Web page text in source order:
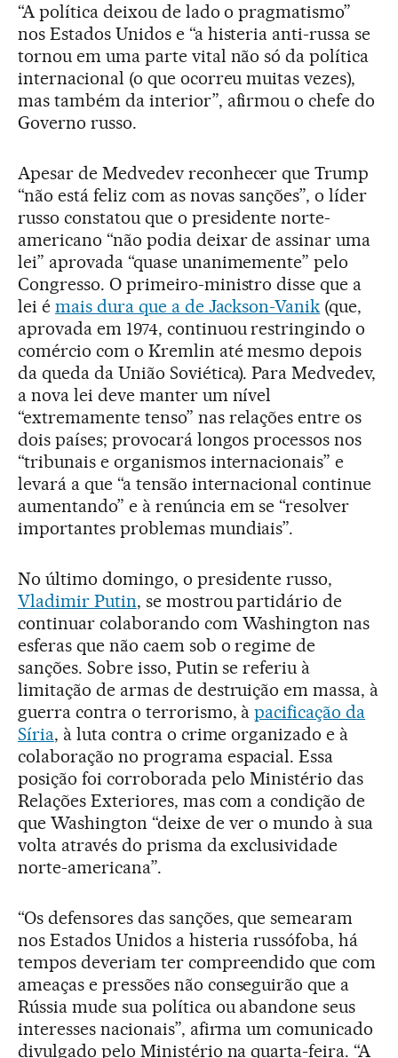
“A política deixou de lado o pragmatismo”
nos Estados Unidos e “a histeria anti-russa se
tornou em uma parte vital não só da política
internacional (o que ocorreu muitas vezes),
mas também da interior”, afirmou o chefe do
Governo russo.
Apesar de Medvedev reconhecer que Trump
“não está feliz com as novas sanções”, o líder
russo constatou que o presidente norte-
americano “não podia deixar de assinar uma
lei” aprovada “quase unanimemente” pelo
Congresso. O primeiro-ministro disse que a
lei é mais dura que a de Jackson-Vanik (que,
aprovada em 1974, continuou restringindo o
comércio com o Kremlin até mesmo depois
da queda da União Soviética). Para Medvedev,
a nova lei deve manter um nível
“extremamente tenso” nas relações entre os
dois países; provocará longos processos nos
“tribunais e organismos internacionais” e
levará a que “a tensão internacional continue
aumentando” e à renúncia em se “resolver
importantes problemas mundiais”.
No último domingo, o presidente russo,
Vladimir Putin, se mostrou partidário de
continuar colaborando com Washington nas
esferas que não caem sob o regime de
sanções. Sobre isso, Putin se referiu à
limitação de armas de destruição em massa, à
guerra contra o terrorismo, àpacificação da
Síria, à luta contra o crime organizado e à
colaboração no programa espacial. Essa
posição foi corroborada pelo Ministério das
Relações Exteriores, mas com a condição de
que Washington “deixe de ver o mundo à sua
volta através do prisma da exclusividade
norte-americana”.
“Os defensores das sanções, que semearam
nos Estados Unidos a histeria russófoba, há
tempos deveriam ter compreendido que com
ameaças e pressões não conseguirão que a
Rússia mude sua política ou abandone seus
interesses nacionais”, afirma um comunicado
divulgado pelo Ministério na quarta-feira. “A